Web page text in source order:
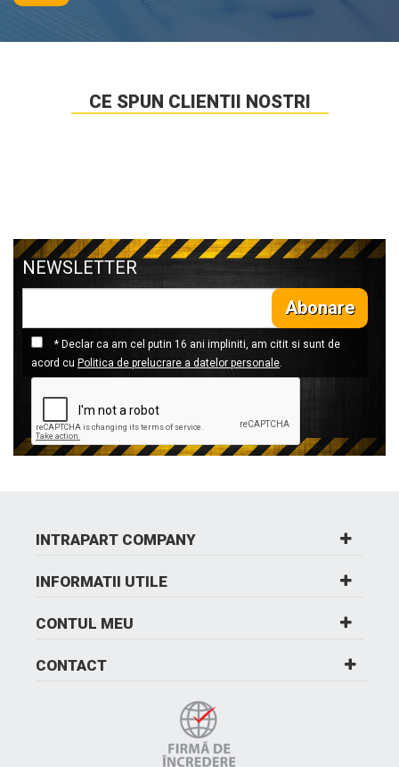
CE SPUN CLIENTII NOSTRI
NEWSLETTER
Abonare
* Declar ca am cel putin 16 ani impliniti, am citit si sunt de
acord cu Politica de prelucrare a datelor personale.
INTRAPART COMPANY
INFORMATII UTILE
CONTUL MEU
CONTACT